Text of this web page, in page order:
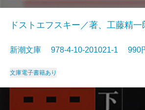
ドストエフスキー／著、工藤精一
新潮文庫 978-4-10-201021-1 990
文庫電子書籍あり